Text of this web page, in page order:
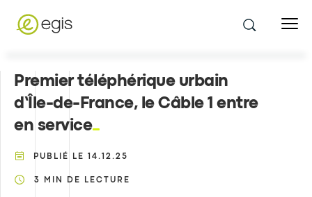
Premier téléphérique urbain
d’Île-de-France, le Câble 1 entre
en service
PUBLIÉ LE 14.12.25
3 MIN DE LECTURE